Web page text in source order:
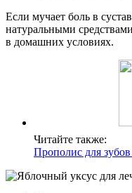
Если мучает боль в
натуральными
в домашних условиях.
Читайте также:
Прополис для